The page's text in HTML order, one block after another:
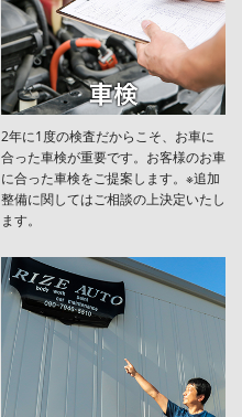
2年に1度の検査だからこそ、お車に
合った車検が重要です。お客様のお車
に合った車検をご提案します。※追加
整備に関してはご相談の上決定いたし
ます。